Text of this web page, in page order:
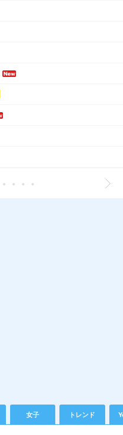
女子 トレンド